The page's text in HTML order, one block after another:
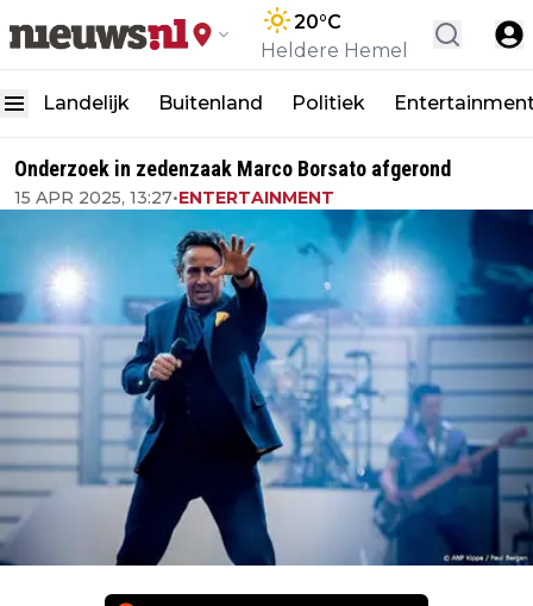
20°C
Heldere Hemel
Landelijk Buitenland Politiek
Onderzoek in zedenzaak Marco Borsato afgerond
15 APR 2025, 13:27•ENTERTAINMENT